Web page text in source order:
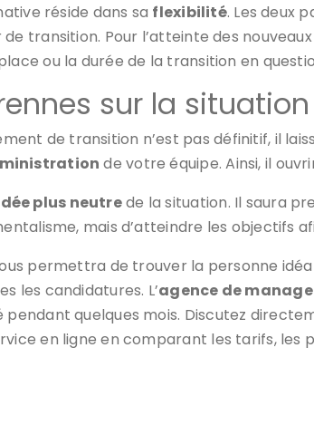
réside dans sa flexibilité. Les deux
transition. Pour l’atteinte des
ou la durée de la transition en
sur la
de transition n’est pas définitif, il
de votre équipe. Ainsi, il
plus neutrede la situation. Il saura
mais d’atteindre les objectifs
permettra de trouver la personne
les candidatures. L’agence de
quelques mois. Discutez
en ligne en comparant les tarifs,